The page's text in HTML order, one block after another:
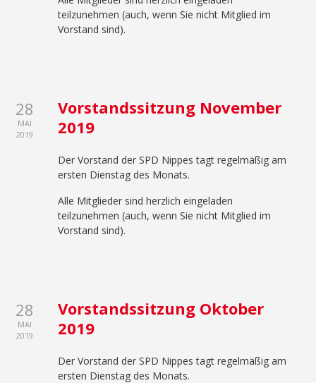
teilzunehmen (auch, wenn Sie nicht Mitglied im
Vorstand sind).
28
MAI
2019
Vorstandssitzung November
2019
Der Vorstand der SPD Nippes tagt regelmäßig am
ersten Dienstag des Monats.
Alle Mitglieder sind herzlich eingeladen
teilzunehmen (auch, wenn Sie nicht Mitglied im
Vorstand sind).
28
MAI
2019
Vorstandssitzung Oktober
2019
Der Vorstand der SPD Nippes tagt regelmäßig am
ersten Dienstag des Monats.